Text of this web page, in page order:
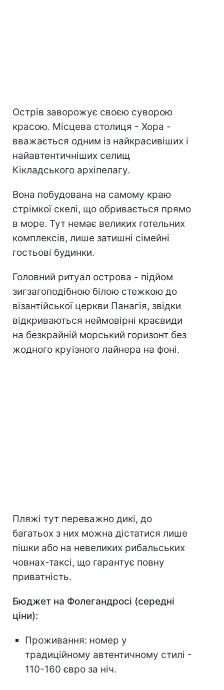
Острів заворожує своєю суворою
красою. Місцева столиця - Хора -
вважається одним із найкрасивіших і
найавтентичніших селищ
Кікладського архіпелагу.
Вона побудована на самому краю
стрімкої скелі, що обривається прямо
в море. Тут немає великих готельних
комплексів, лише затишні сімейні
гостьові будинки.
Головний ритуал острова - підйом
зигзагоподібною білою стежкою до
візантійської церкви Панагія, звідки
відкриваються неймовірні краєвиди
на безкрайній морський горизонт без
жодного круїзного лайнера на фоні.
Пляжі тут переважно дикі, до
багатьох з них можна дістатися лише
пішки або на невеликих рибальських
човнах-таксі, що гарантує повну
приватність.
Бюджет на Фолегандросі (середні
ціни):
Проживання: номер у
традиційному автентичному стилі -
110-160 євро за ніч.